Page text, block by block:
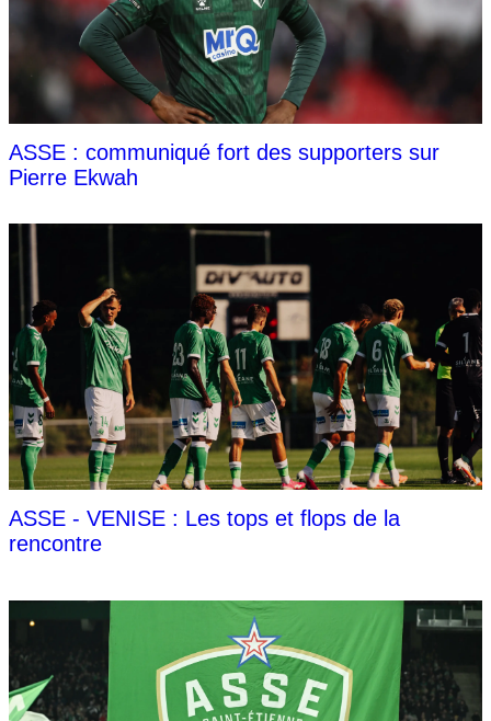
ASSE : communiqué fort des supporters sur
Pierre Ekwah
ASSE - VENISE : Les tops et flops de la
rencontre